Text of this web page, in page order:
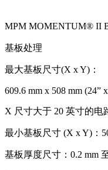
MPM MOMENTUM® II
基板处理
最大基板尺寸(X x Y)：
609.6 mm x 508 mm (24”
X 尺寸大于 20 英寸的电
最小基板尺寸 (X x Y)：
基板厚度尺寸：0.2 mm